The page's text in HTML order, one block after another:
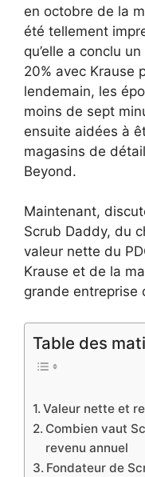
en octobre de la
été tellement
qu’elle a conclu
20% avec Krause
lendemain, les
moins de sept
ensuite aidées à
magasins de
Beyond.
Maintenant,
Scrub Daddy, du
valeur nette du
Krause et de la
grande entreprise
Table des
Valeur nette et
Combien vaut
revenu annuel
Fondateur de